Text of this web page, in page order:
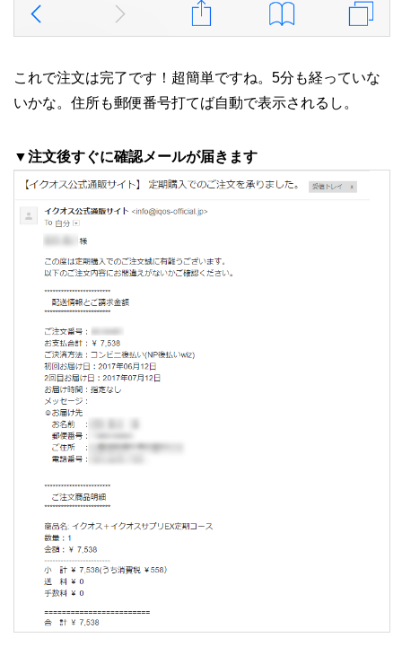
これで注文は完了です！超簡単ですね。5分も経っていな
いかな。住所も郵便番号打てば自動で表示されるし。
▼注文後すぐに確認メールが届きます